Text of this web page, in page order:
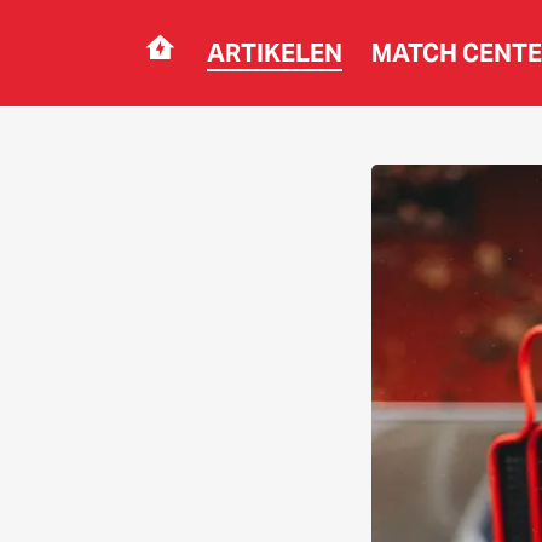
Navigation ARTIKELEN MATCH